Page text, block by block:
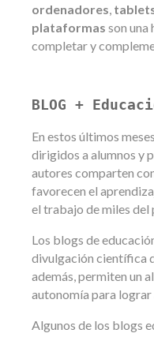
ordenadores,
plataformas son una
completar y
BLOG +
En estos últimos
dirigidos a alumnos y
autores comparten
favorecen el
el trabajo de miles
Los blogs de
divulgación científica
además, permiten un
autonomía para lograr
Algunos de los blogs